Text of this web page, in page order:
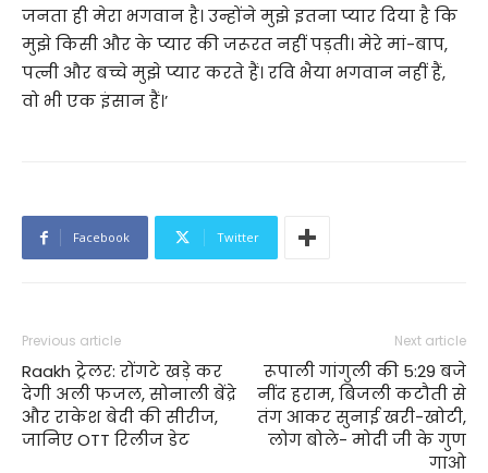
जनता ही मेरा भगवान है। उन्होंने मुझे इतना प्यार दिया है कि
मुझे किसी और के प्यार की जरूरत नहीं पड़ती। मेरे मां-बाप,
पत्नी और बच्चे मुझे प्यार करते हैं। रवि भैया भगवान नहीं हैं,
वो भी एक इंसान हैं।’
Facebook Twitter
Previous article
Raakh ट्रेलर: रोंगटे खड़े कर
देगी अली फजल, सोनाली बेंद्रे
और राकेश बेदी की सीरीज,
जानिए OTT रिलीज डेट
Next article
रूपाली गांगुली की 5:29 बजे
नींद हराम, बिजली कटौती से
तंग आकर सुनाई खरी-खोटी,
लोग बोले- मोदी जी के गुण
गाओ